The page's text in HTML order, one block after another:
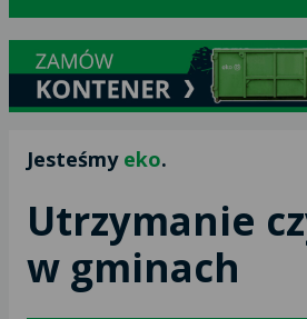
Utrzymanie
w gminach
Jesteśmy eko.